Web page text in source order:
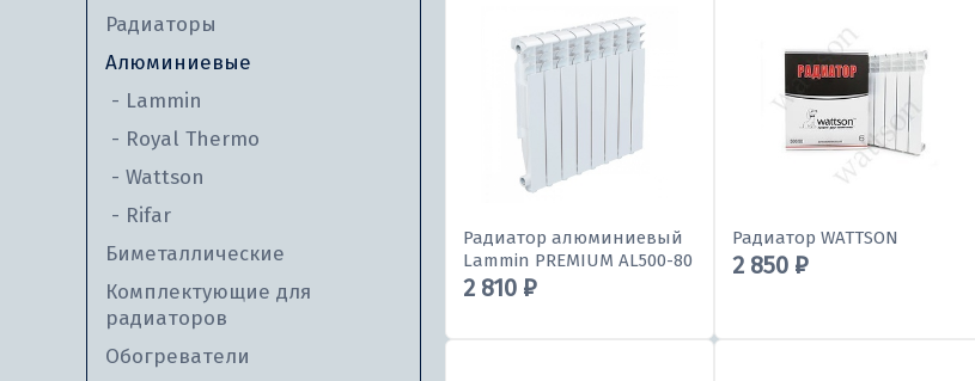
Радиаторы
Алюминиевые
Lammin
Royal Thermo
Wattson
Rifar
Биметаллические
Комплектующие для
радиаторов
Обогреватели
Радиатор алюминиевый
Lammin PREMIUM AL500-80
2 810 ₽
Радиатор WATTSON
2 850 ₽